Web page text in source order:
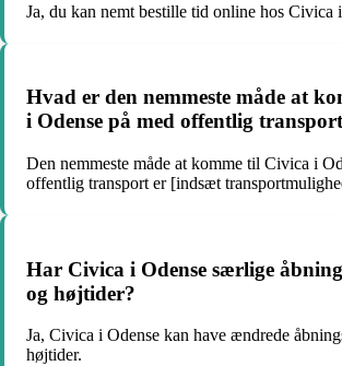
Ja, du kan nemt bestille tid online hos Civica
Hvad er den nemmeste måde at
i Odense på med offentlig
Den nemmeste måde at komme til Civica i
offentlig transport er [indsæt
Har Civica i Odense særlige
og højtider?
Ja, Civica i Odense kan have ændrede
højtider.